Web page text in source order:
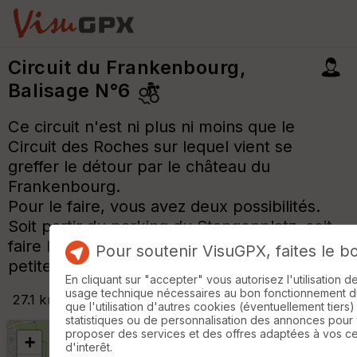
Circuit du Frankenbourg,
Balisage N°6
Ce circuit n'est ni plus ni moins que le
Circuit des Roches sur lequel vient se
greffer le détour par le château du
Frankenbourg.
Pour le faire, vous avez deux possibilités.
Soit partir du parking du Stangenplatz, soit
faire le Circuit des Roches et y ajouter cette
petite boucle.
27.1 km +605m
+
Pour soutenir VisuGPX, faites le
En cliquant sur "accepter" vous autorisez l'utilisation
usage technique nécessaires au bon fonctionnement
que l'utilisation d'autres cookies (éventuellement
statistiques ou de personnalisation des annonces pour
proposer des services et des offres adaptées à vos
d'interêt.